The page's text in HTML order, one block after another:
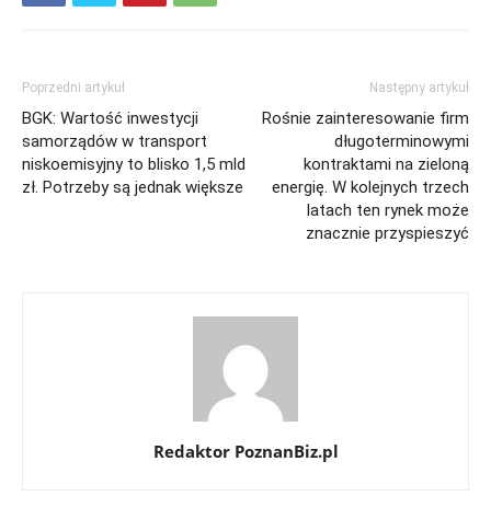
Poprzedni artykuł
BGK: Wartość inwestycji
samorządów w transport
niskoemisyjny to blisko 1,5 mld
zł. Potrzeby są jednak większe
Następny artykuł
Rośnie zainteresowanie firm
długoterminowymi
kontraktami na zieloną
energię. W kolejnych trzech
latach ten rynek może
znacznie przyspieszyć
Redaktor PoznanBiz.pl